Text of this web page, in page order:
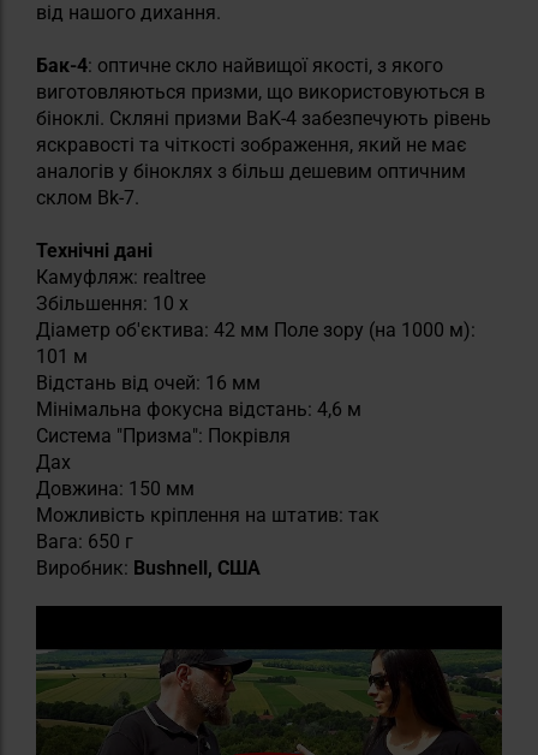
від нашого дихання.
Бак-4: оптичне скло найвищої якості, з якого
виготовляються призми, що використовуються в
біноклі. Скляні призми BaK-4 забезпечують рівень
яскравості та чіткості зображення, який не має
аналогів у біноклях з більш дешевим оптичним
склом Bk-7.
Технічні дані
Камуфляж: realtree
Збільшення: 10 x
Діаметр об'єктива: 42 мм Поле зору (на 1000 м):
101 м
Відстань від очей: 16 мм
Мінімальна фокусна відстань: 4,6 м
Система "Призма": Покрівля
Дах
Довжина: 150 мм
Можливість кріплення на штатив: так
Вага: 650 г
Виробник: Bushnell, США